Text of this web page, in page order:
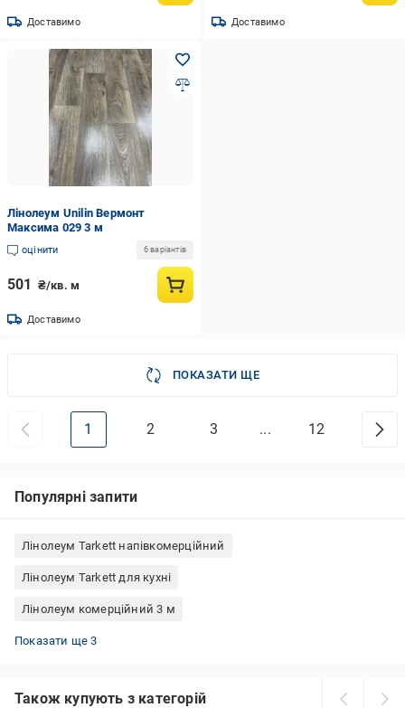
Доставимо Доставимо
Лінолеум Unilin Вермонт
Максима 029 3 м
оцінити 6 варіантів
501 ₴/кв. м
Доставимо
ПОКАЗАТИ ЩЕ
1 2 3 ... 12
Популярні запити
Лінолеум Tarkett напівкомерційний
Лінолеум Tarkett для кухні
Лінолеум комерційний 3 м
Лінолеум комерційний 2 м
Лінолеум Tarkett сірий
Лінолеум Tarkett Favorit
Показати ще 3
Також купують з категорій